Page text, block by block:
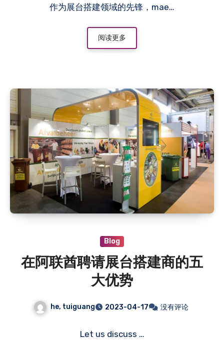
作为展台搭建领域的先锋，mae…
阅读更多
Blog
在阿联酋聘请展台搭建商的五
大优势
he, tuiguang 2023-04-17 没有评论
Let us discuss …